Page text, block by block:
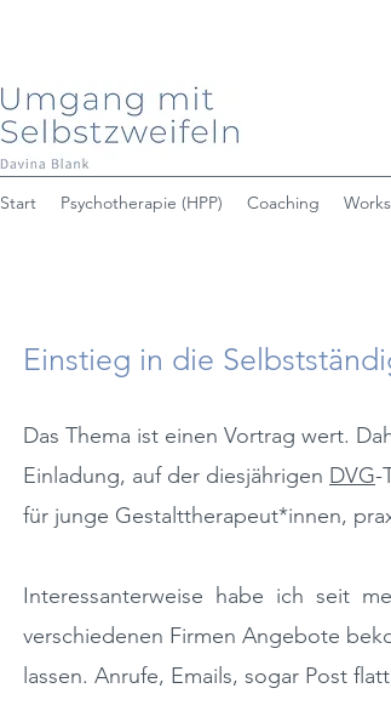
Start Psychotherapie (HPP) Coaching
Einstieg in die Selbststän
Das Thema ist einen Vortrag wert.
Einladung, auf der diesjährigen DVG-
für junge Gestalttherapeut*innen,
Interessanterweise habe ich seit
verschiedenen Firmen Angebote
lassen. Anrufe, Emails, sogar Post